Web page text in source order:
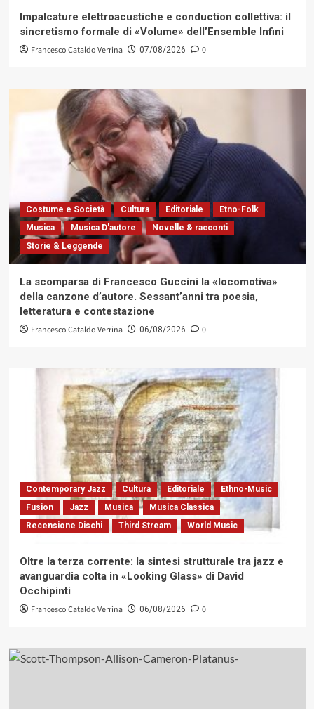
Impalcature elettroacustiche e conduction collettiva: il
sincretismo formale di «Volume» dell’Ensemble Infini
Francesco Cataldo Verrina 07/08/2026 0
Costume e Società Cultura Editoriale
Etno-Folk
Musica
Musica D'autore
Novelle & racconti
Storie & Leggende
La scomparsa di Francesco Guccini la «locomotiva»
della canzone d’autore. Sessant’anni tra poesia,
letteratura e contestazione
Francesco Cataldo Verrina 06/08/2026 0
Contemporary Jazz Cultura Editoriale
Ethno-Music
Fusion
Jazz Musica
Musica Classica
Recensione Dischi
Third Stream World Music
Oltre la terza corrente: la sintesi strutturale tra jazz e
avanguardia colta in «Looking Glass» di David
Occhipinti
Francesco Cataldo Verrina 06/08/2026 0